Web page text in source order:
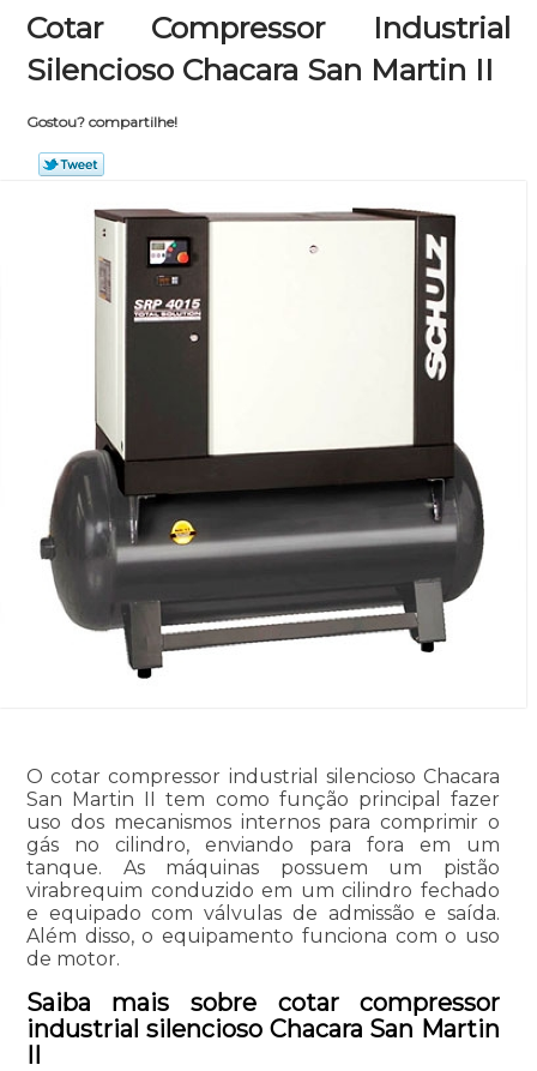
Cotar Compressor Industrial
Silencioso Chacara San Martin II
Gostou? compartilhe!
O cotar compressor industrial silencioso Chacara
San Martin II tem como função principal fazer
uso dos mecanismos internos para comprimir o
gás no cilindro, enviando para fora em um
tanque. As máquinas possuem um pistão
virabrequim conduzido em um cilindro fechado
e equipado com válvulas de admissão e saída.
Além disso, o equipamento funciona com o uso
de motor.
Saiba mais sobre cotar compressor
industrial silencioso Chacara San Martin
II